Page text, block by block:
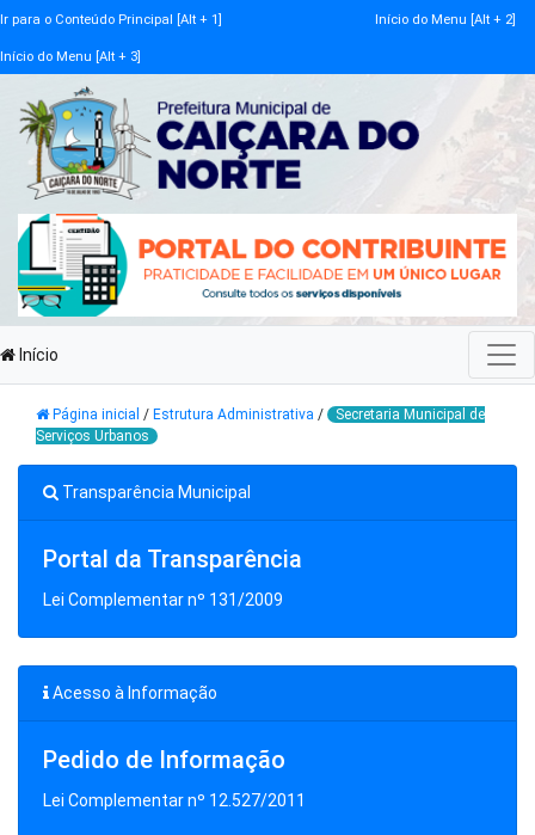
Ir para o Conteúdo Principal [Alt + 1] Início do Menu [Alt + 2]
Início do Menu [Alt + 3]
Início
Página inicial / Estrutura Administrativa /
Secretaria Municipal de
Serviços Urbanos
Transparência Municipal
Portal da Transparência
Lei Complementar nº 131/2009
Acesso à Informação
Pedido de Informação
Lei Complementar nº 12.527/2011